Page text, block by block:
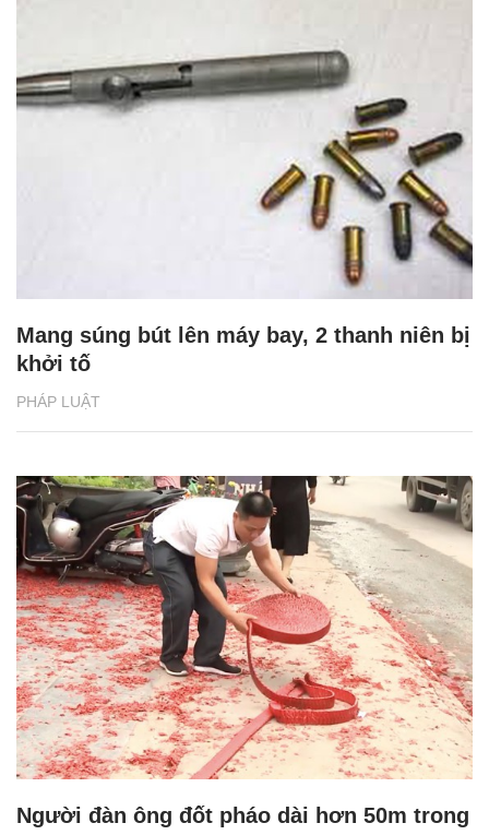
PHÁP LUẬT
Mang súng bút lên máy bay, 2 thanh niên bị
khởi tố
Người đàn ông đốt pháo dài hơn 50m trong